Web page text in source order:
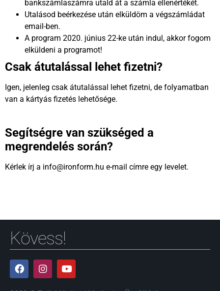
bankszámlaszámra utald át a számla ellenértékét.
Utalásod beérkezése után elküldöm a végszámládat
email-ben.
A program 2020. június 22-ke után indul, akkor fogom
elküldeni a programot!
Csak átutalással lehet fizetni?
Igen, jelenleg csak átutalással lehet fizetni, de folyamatban
van a kártyás fizetés lehetősége.
Segítségre van szükséged a
megrendelés során?
Kérlek írj a info@ironform.hu e-mail címre egy levelet.
Kövess!